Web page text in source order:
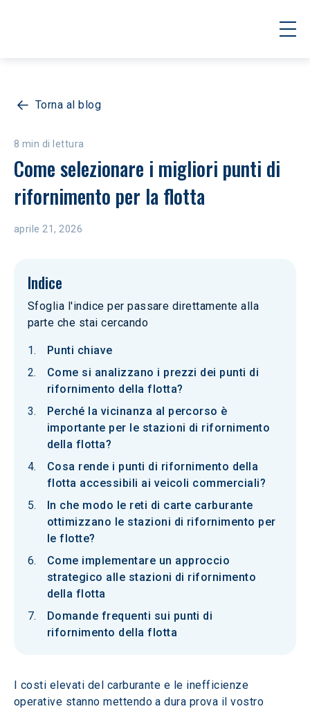
Torna al blog
8 min di lettura
Come selezionare i migliori punti di
rifornimento per la flotta
aprile 21, 2026
Indice
Sfoglia l'indice per passare direttamente alla
parte che stai cercando
Punti chiave
Come si analizzano i prezzi dei punti di
rifornimento della flotta?
Perché la vicinanza al percorso è
importante per le stazioni di rifornimento
della flotta?
Cosa rende i punti di rifornimento della
flotta accessibili ai veicoli commerciali?
In che modo le reti di carte carburante
ottimizzano le stazioni di rifornimento per
le flotte?
Come implementare un approccio
strategico alle stazioni di rifornimento
della flotta
Domande frequenti sui punti di
rifornimento della flotta
I costi elevati del carburante e le inefficienze
operative stanno mettendo a dura prova il vostro